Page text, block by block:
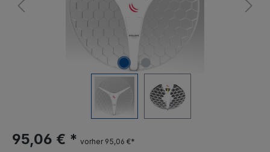
95,06 € * vorher 95,06 €*